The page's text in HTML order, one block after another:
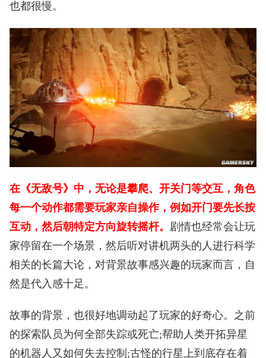
也都很慢。
在《无敌号》中，无论是攀爬、开关门等交互，角色
每一个动作都需要玩家亲自操作，例如开门要先长按
互动，然后朝特定方向旋转摇杆。 剧情也经常会让玩
家停留在一个场景，然后听对讲机两头的人进行科学
相关的长篇大论，对背景故事感兴趣的玩家而言，自
然是代入感十足。
故事的背景，也很好地调动起了玩家的好奇心。之前
的探索队员为何全部失踪或死亡;帮助人类开拓异星
的机器人又如何失去控制;古怪的行星上到底存在着